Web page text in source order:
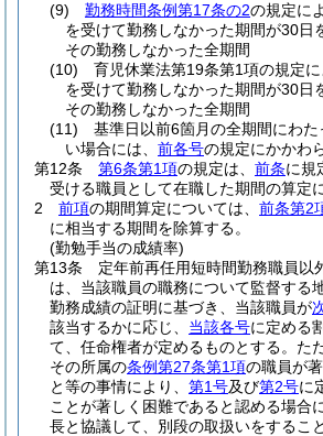
(9)
勤務時間条例第17条の2の規定に
を受けて勤務しなかった期間が30日
その勤務しなかった全期間
(10)
育児休業法第19条第1項の規定
を受けて勤務しなかった期間が30日
その勤務しなかった全期間
(11)
基準日以前6箇月の全期間にわ
い場合には、 前各号の規定にかかわ
第12条
第6条第1項の規定は、 前条に規
受ける職員として在職した期間の算定
2
前項の期間算定については、 前条第2
に相当する期間を除算する。
(勤勉手当の成績率)
第13条
定年前再任用短時間勤務職員以
は、当該職員の職務について監督する
勤務成績の証明に基づき、当該職員が
該当するかに応じ、 当該各号に定める
て、任命権者が定めるものとする。 た
その所属の条例第27条第1項の職員が
と等の事情により、 第1号及び第2号に
ことが著しく困難であると認める場合
長と協議して、別段の取扱いをするこ